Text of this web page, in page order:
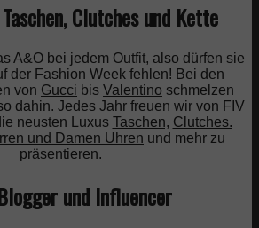
Clutches und Kette
A&O bei jedem Outfit, also dürfen sie
der Fashion Week fehlen! Bei den
von Gucci bis Valentino schmelzen
dahin. Jedes Jahr freuen wir von FIV
neusten Luxus Taschen, Clutches.
und Damen Uhren und mehr zu
präsentieren.
und Influencer